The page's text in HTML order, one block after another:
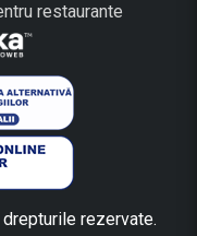
restaurante
rezervate.